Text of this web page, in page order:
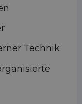
Technik